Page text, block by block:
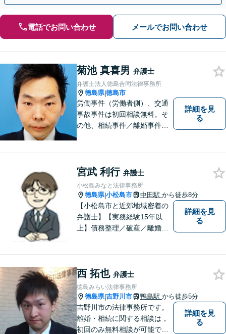
電話でお問い合わせ メールでお問い合わせ
菊池 真喜男 弁護士
弁護士法人徳島合同法律事務所
徳島県|徳島市
労働事件（労働者側）、交通
事故事件は初回相談無料。そ
の他、相続事件／離婚事件／
れます。【無料駐車場】
詳細を見
る
宮武 利行 弁護士
小松島みなと法律事務所
徳島県|小松島市 中田駅 から徒歩8分
【小松島市と近郊地域密着の
弁護士】【実務経験15年以
上】債務整理／破産／離婚／
幅広くご相談を受付中。実務
経験15年以上の弁護士が誠
実、丁寧に対応致します。
【無料相談あり】
詳細を見
る
西 拓也 弁護士
徳島みらい法律事務所
徳島県|吉野川市 鴨島駅 から徒歩5分
吉野川市の法律事務所です。
離婚・相続に関する相談は，
初回のみ無料相談が可能です
詳細を見
る